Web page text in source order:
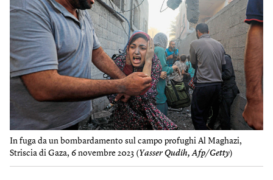
In fuga da un bombardamento sul campo profughi Al Maghazi,
Striscia di Gaza, 6 novembre 2023 (Yasser Qudih, Afp/Getty)